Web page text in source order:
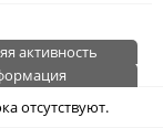
активность
отсутствуют.